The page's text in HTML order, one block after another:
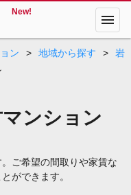
New! menu
ン > 地域から探す >
岩
ンション
ご希望の間取りや家賃な
ができます。